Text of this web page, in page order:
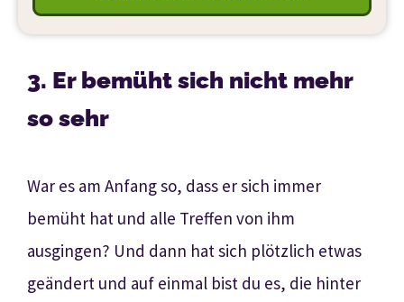
3. Er bemüht sich nicht mehr
so sehr
War es am Anfang so, dass er sich immer
bemüht hat und alle Treffen von ihm
ausgingen? Und dann hat sich plötzlich etwas
geändert und auf einmal bist du es, die hinter